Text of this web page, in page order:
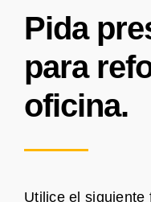
Pida
para
oficina.
Utilice el siguiente